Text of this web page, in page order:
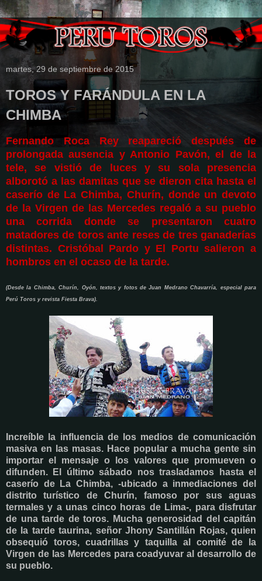
martes, 29 de septiembre de 2015
TOROS Y FARÁNDULA EN LA
CHIMBA
Fernando Roca Rey reapareció después de
prolongada ausencia y Antonio Pavón, el de la
tele, se vistió de luces y su sola presencia
alborotó a las damitas que se dieron cita hasta el
caserío de La Chimba, Churín, donde un devoto
de la Virgen de las Mercedes regaló a su pueblo
una corrida donde se presentaron cuatro
matadores de toros ante reses de tres ganaderías
distintas. Cristóbal Pardo y El Portu salieron a
hombros en el ocaso de la tarde.
(Desde la Chimba, Churín, Oyón, textos y fotos de Juan Medrano Chavarría, especial para
Perú Toros y revista Fiesta Brava).
Increíble la influencia de los medios de comunicación
masiva en las masas. Hace popular a mucha gente sin
importar el mensaje o los valores que promueven o
difunden. El último sábado nos trasladamos hasta el
caserío de La Chimba, -ubicado a inmediaciones del
distrito turístico de Churín, famoso por sus aguas
termales y a unas cinco horas de Lima-, para disfrutar
de una tarde de toros. Mucha generosidad del capitán
de la tarde taurina, señor Jhony Santillán Rojas, quien
obsequió toros, cuadrillas y taquilla al comité de la
Virgen de las Mercedes para coadyuvar al desarrollo de
su pueblo.